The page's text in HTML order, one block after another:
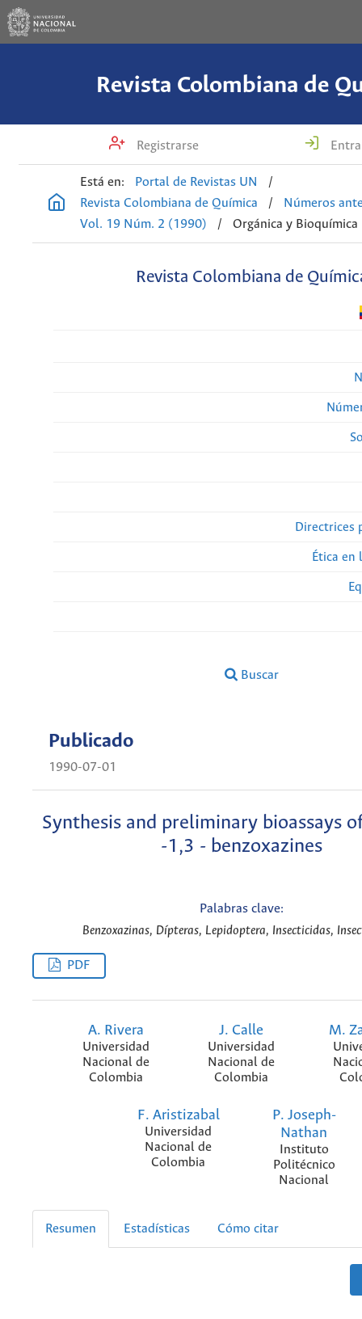
Revista Colombiana de
Registrarse
Está en: Portal de Revistas UN
/
Revista Colombiana de Química
/
Números
Vol. 19 Núm. 2 (1990)
/ Orgánica y Bioquímica
Revista Colombiana de
Directrices
Ética en
Buscar
Publicado
1990-07-01
Synthesis and preliminary bioassays
-1,3 - benzoxazines
Palabras clave:
Benzoxazinas, Dípteras, Lepidoptera, Insecticidas,
PDF
A. Rivera
Universidad
Nacional de
Colombia
J. Calle
Universidad
Nacional de
Colombia
M.
F. Aristizabal
Universidad
Nacional de
Colombia
P. Joseph-
Nathan
Instituto
Politécnico
Nacional
Resumen Estadísticas Cómo citar